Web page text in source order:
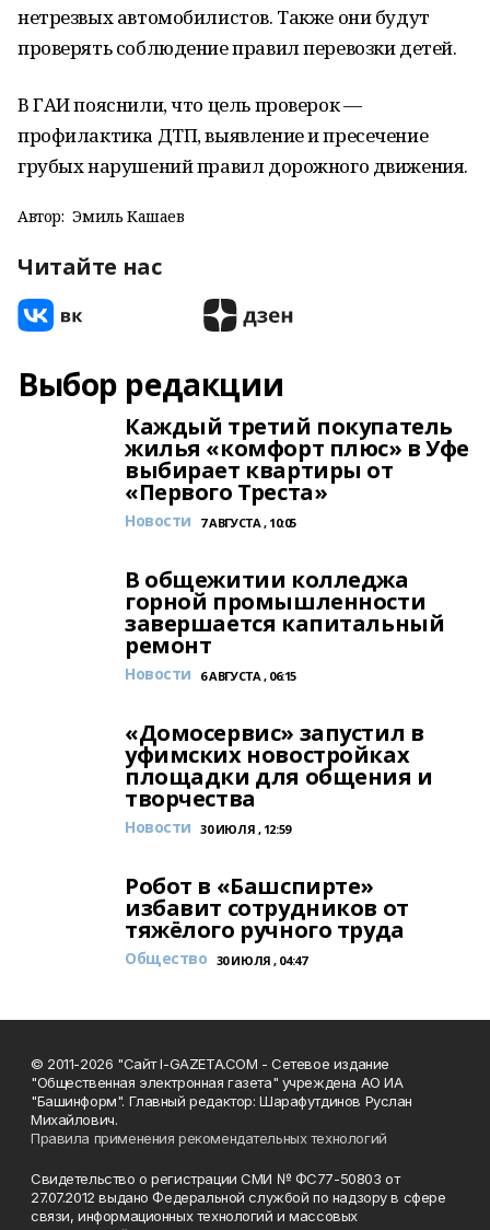
нетрезвых автомобилистов. Также они будут
проверять соблюдение правил перевозки детей.
В ГАИ пояснили, что цель проверок —
профилактика ДТП, выявление и пресечение
грубых нарушений правил дорожного движения.
Автор: Эмиль Кашаев
Читайте нас
Выбор редакции
Каждый третий покупатель
жилья «комфорт плюс» в Уфе
выбирает квартиры от
«Первого Треста»
Новости 7 АВГУСТА , 10:05
В общежитии колледжа
горной промышленности
завершается капитальный
ремонт
Новости 6 АВГУСТА , 06:15
«Домосервис» запустил в
уфимских новостройках
площадки для общения и
творчества
Новости 30 ИЮЛЯ , 12:59
Робот в «Башспирте»
избавит сотрудников от
тяжёлого ручного труда
Общество 30 ИЮЛЯ , 04:47
© 2011-2026 "Сайт I-GAZETA.COM - Сетевое издание
"Общественная электронная газета" учреждена АО ИА
"Башинформ". Главный редактор: Шарафутдинов Руслан
Михайлович.
Правила применения рекомендательных технологий
Свидетельство о регистрации СМИ № ФС77-50803 от
27.07.2012 выдано Федеральной службой по надзору в сфере
связи, информационных технологий и массовых